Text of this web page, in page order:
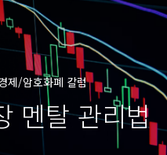
제/암호화폐 칼럼
멘탈 관리법